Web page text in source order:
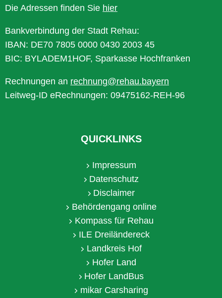
Die Adressen finden Sie hier
Bankverbindung der Stadt Rehau:
IBAN: DE70 7805 0000 0430 2003 45
BIC: BYLADEM1HOF, Sparkasse Hochfranken
Rechnungen an rechnung@rehau.bayern
Leitweg-ID eRechnungen: 09475162-REH-96
QUICKLINKS
Impressum
Datenschutz
Disclaimer
Behördengang online
Kompass für Rehau
ILE Dreiländereck
Landkreis Hof
Hofer Land
Hofer LandBus
mikar Carsharing